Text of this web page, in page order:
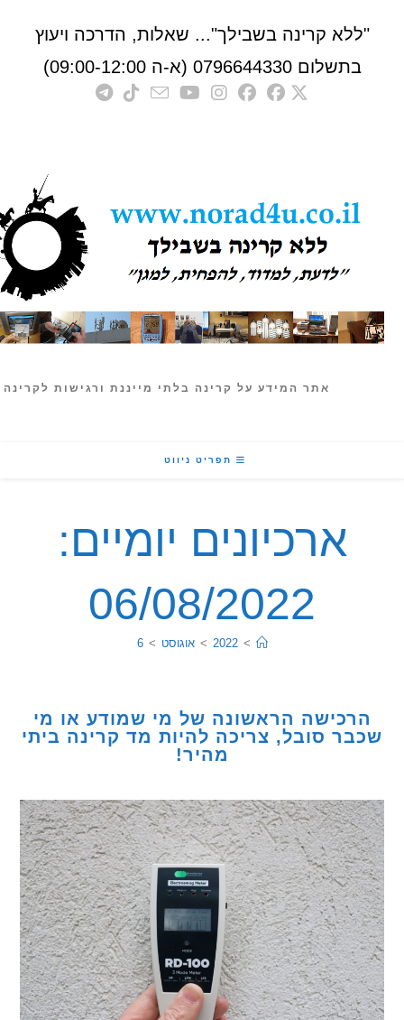
קרינה בשבילך"... שאלות, הדרכה ויעוץ
0796644330 (א-ה 09:00-12:00)
אתר המידע על קרינה בלתי מייננת ורגישות לקרינה
תפריט ניווט
ארכיונים יומיים:
06/08/2022
2022
> אוגוסט >
6
הראשונה של מי שמודע או מי
סובל, צריכה להיות מד קרינה ביתי
מהיר!